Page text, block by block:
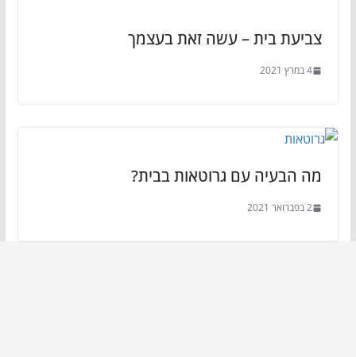
צביעת בית – עשה זאת בעצמך
4 במרץ 2021
מה הבעיה עם גרוטאות בבית?
2 בפברואר 2021